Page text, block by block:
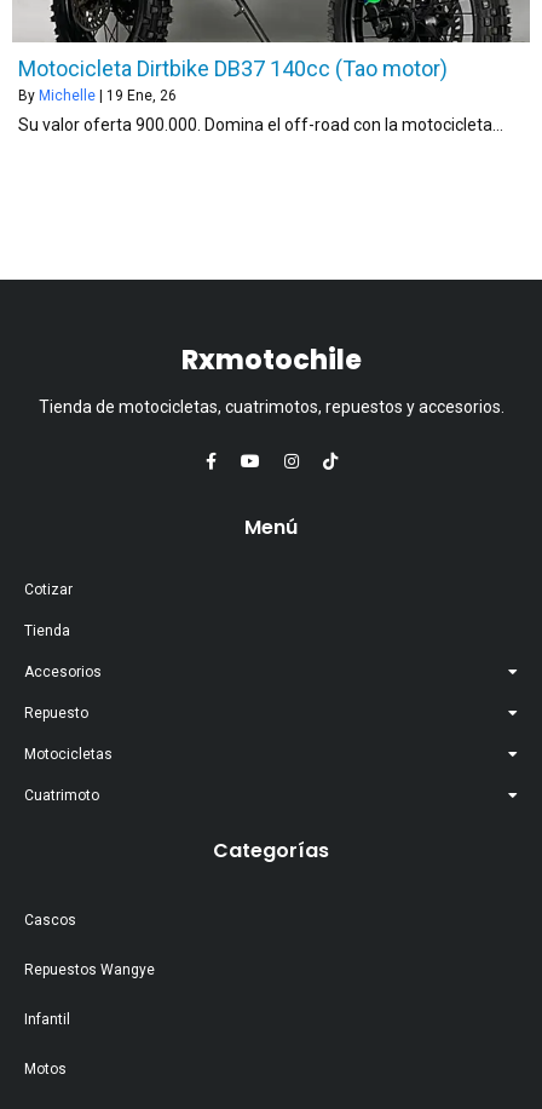
Motocicleta Dirtbike DB37 140cc (Tao motor)
By Michelle | 19 Ene, 26
Su valor oferta 900.000. Domina el off-road con la motocicleta…
Rxmotochile
Tienda de motocicletas, cuatrimotos, repuestos y accesorios.
Menú
Cotizar
Tienda
Accesorios
Repuesto
Motocicletas
Cuatrimoto
Categorías
Cascos
Repuestos Wangye
Infantil
Motos